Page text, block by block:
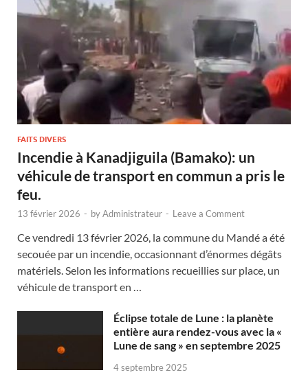
FAITS DIVERS
Incendie à Kanadjiguila (Bamako): un
véhicule de transport en commun a pris le
feu.
13 février 2026 - byAdministrateur - Leave a Comment
Ce vendredi 13 février 2026, la commune du Mandé a été
secouée par un incendie, occasionnant d’énormes dégâts
matériels. Selon les informations recueillies sur place, un
véhicule de transport en …
Éclipse totale de Lune : la planète
entière aura rendez-vous avec la «
Lune de sang » en septembre 2025
4 septembre 2025